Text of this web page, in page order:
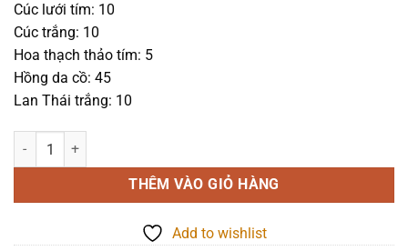
Cúc lưới tím: 10
Cúc trắng: 10
Hoa thạch thảo tím: 5
Hồng da cồ: 45
Lan Thái trắng: 10
Hoa chia buồn - Lặng Lẽ - 1144 số lượng
THÊM VÀO GIỎ HÀNG
Add to wishlist